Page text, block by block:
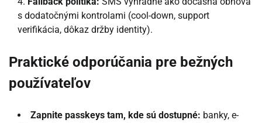
s dodatočnými kontrolami (cool-down, support
verifikácia, dôkaz držby identity).
Praktické odporúčania pre bežných
používateľov
Zapnite passkeys tam, kde sú dostupné: banky, e-